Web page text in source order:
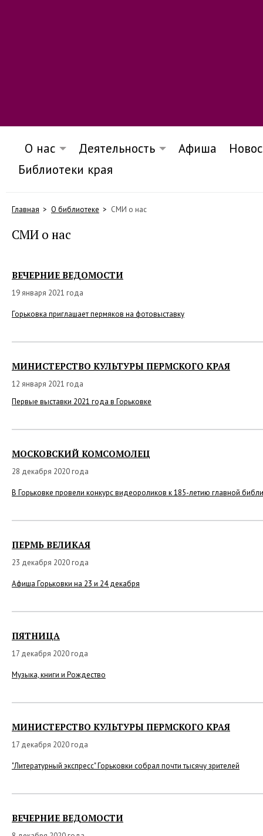
О нас Деятельность Афиша
Библиотеки края
Главная О библиотеке СМИ о нас
СМИ о нас
ВЕЧЕРНИЕ ВЕДОМОСТИ
19 января 2021 года
Горьковка приглашает пермяков на фотовыставку
МИНИСТЕРСТВО КУЛЬТУРЫ ПЕРМСКОГО КРАЯ
12 января 2021 года
Первые выставки 2021 года в Горьковке
МОСКОВСКИЙ КОМСОМОЛЕЦ
28 декабря 2020 года
В Горьковке провели конкурс видеороликов к 185-летию главной
ПЕРМЬ ВЕЛИКАЯ
23 декабря 2020 года
Афиша Горьковки на 23 и 24 декабря
ПЯТНИЦА
17 декабря 2020 года
Музыка, книги и Рождество
МИНИСТЕРСТВО КУЛЬТУРЫ ПЕРМСКОГО КРАЯ
17 декабря 2020 года
"Литературный экспресс" Горьковки собрал почти тысячу зрителей
ВЕЧЕРНИЕ ВЕДОМОСТИ